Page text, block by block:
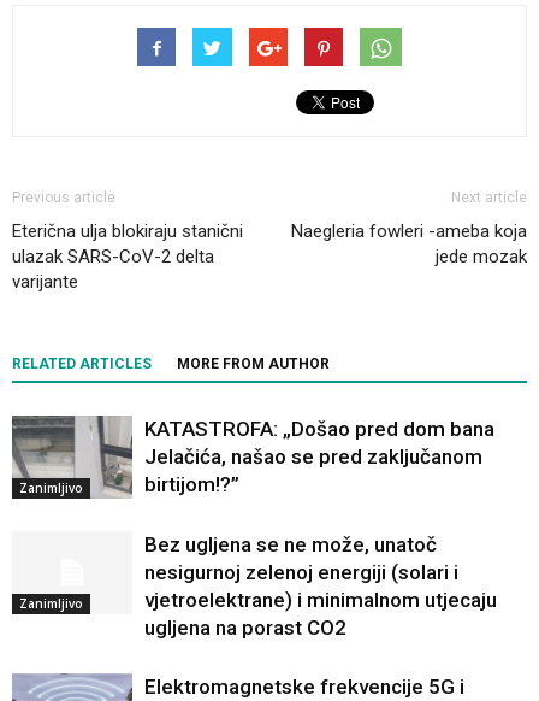
Previous article
Eterična ulja blokiraju stanični
ulazak SARS-CoV-2 delta
varijante
Next article
Naegleria fowleri -ameba koja
jede mozak
RELATED ARTICLES MORE FROM AUTHOR
Zanimljivo
KATASTROFA: „Došao pred dom bana
Jelačića, našao se pred zaključanom
birtijom!?”
Zanimljivo
Bez ugljena se ne može, unatoč
nesigurnoj zelenoj energiji (solari i
vjetroelektrane) i minimalnom utjecaju
ugljena na porast CO2
Elektromagnetske frekvencije 5G i